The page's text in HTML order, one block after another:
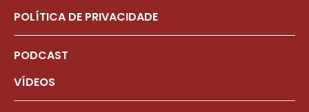
POLÍTICA DE PRIVACIDADE
PODCAST
VÍDEOS